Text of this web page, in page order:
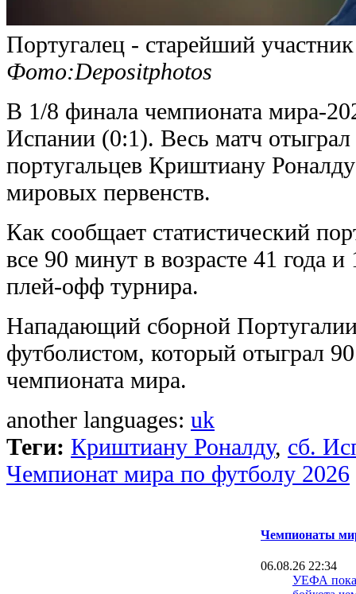
Португалец - старейший
Фото:Depositphotos
В 1/8 финала чемпионата мира-
Испании (0:1). Весь матч отыграл
португальцев Криштиану
мировых первенств.
Как сообщает статистический
все 90 минут в возрасте 41 года
плей-офф турнира.
Нападающий сборной
футболистом, который отыграл
чемпионата мира.
another languages: uk
Теги: Криштиану Роналду, сб.
Чемпионат мира по футболу 2026
Чемпионаты
06.08.26 22:34
УЕФА пока